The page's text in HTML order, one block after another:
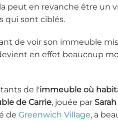
peut en revanche être un
qui sont ciblés.
de voir son immeuble
en effet beaucoup
de l'immeuble où
de Carrie, jouée par
de Greenwich Village, a